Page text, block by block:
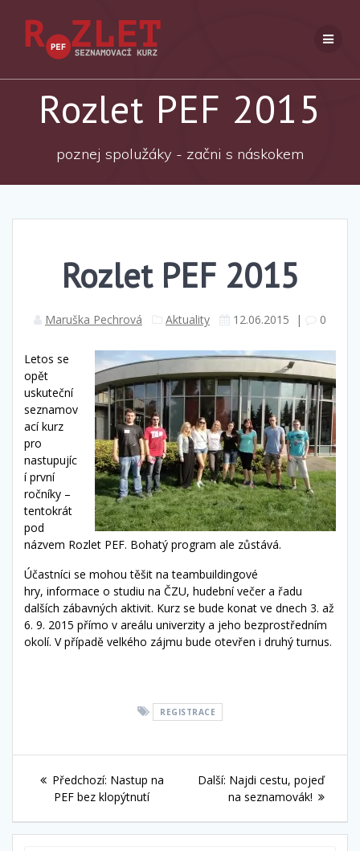
Rozlet PEF 2015
poznej spolužáky - začni s náskokem
Rozlet PEF 2015
Maruška Pechrová Aktuality 12.06.2015 | 0
Letos se
opět
uskuteční
seznamov
ací kurz
pro
nastupujíc
í první
ročníky –
tentokrát
pod
názvem Rozlet PEF. Bohatý program ale zůstává.
Účastníci se mohou těšit na teambuildingové
hry, informace o studiu na ČZU, hudební večer a řadu
dalších zábavných aktivit. Kurz se bude konat ve dnech 3. až
6. 9. 2015 přímo v areálu univerzity a jeho bezprostředním
okolí. V případě velkého zájmu bude otevřen i druhý turnus.
REGISTRACE
Navigace
příspěvek
Předchozí: Předchozí
příspěvek:
Nastup na
PEF bez klopýtnutí
Další: Další
příspěvek:
Najdi cestu, pojeď
na seznamovák!